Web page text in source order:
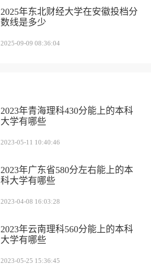
2025年东北财经大学在安徽投档分
数线是多少
2025-09-09 08:36:04
2023年青海理科430分能上的本科
大学有哪些
2023-05-11 10:40:46
2023年广东省580分左右能上的本
科大学有哪些
2023-04-08 16:03:28
2023年云南理科560分能上的本科
大学有哪些
2023-05-25 15:36:45